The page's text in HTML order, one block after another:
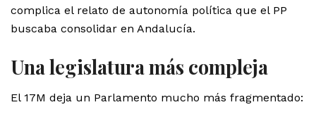
complica el relato de autonomía política que el PP
buscaba consolidar en Andalucía.
Una legislatura más compleja
El 17M deja un Parlamento mucho más fragmentado: